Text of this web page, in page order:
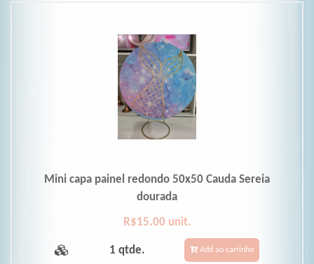
Mini capa painel redondo 50x50 Cauda Sereia
dourada
R$15.00 unit.
1 qtde. Add ao carrinho